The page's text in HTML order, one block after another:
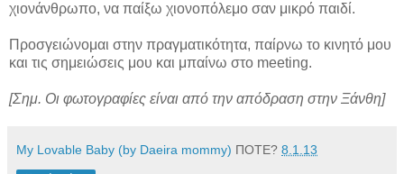
χιονάνθρωπο, να παίξω χιονοπόλεμο σαν μικρό παιδί.
Προσγειώνομαι στην πραγματικότητα, παίρνω το κινητό μου
και τις σημειώσεις μου και μπαίνω στο meeting.
[Σημ. Οι φωτογραφίες είναι από την απόδραση στην Ξάνθη]
My Lovable Baby (by Daeira mommy) ΠΟΤΕ? 8.1.13